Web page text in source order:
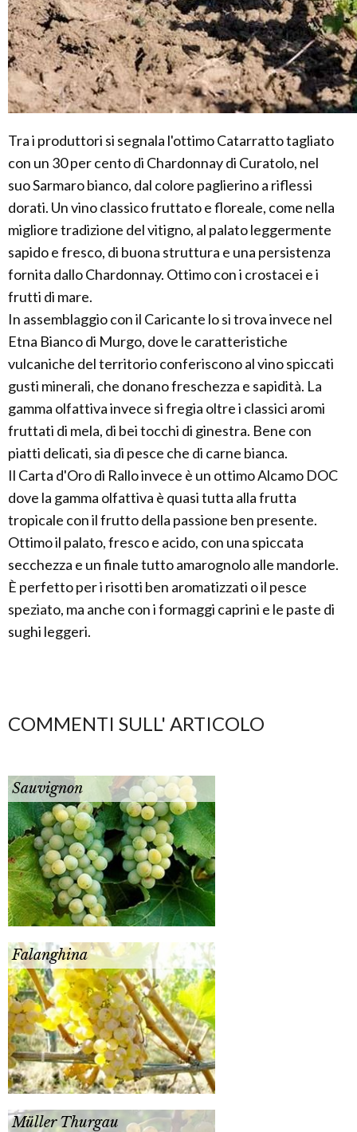
Tra i produttori si segnala l'ottimo Catarratto tagliato
con un 30 per cento di Chardonnay di Curatolo, nel
suo Sarmaro bianco, dal colore paglierino a riflessi
dorati. Un vino classico fruttato e floreale, come nella
migliore tradizione del vitigno, al palato leggermente
sapido e fresco, di buona struttura e una persistenza
fornita dallo Chardonnay. Ottimo con i crostacei e i
frutti di mare.
In assemblaggio con il Caricante lo si trova invece nel
Etna Bianco di Murgo, dove le caratteristiche
vulcaniche del territorio conferiscono al vino spiccati
gusti minerali, che donano freschezza e sapidità. La
gamma olfattiva invece si fregia oltre i classici aromi
fruttati di mela, di bei tocchi di ginestra. Bene con
piatti delicati, sia di pesce che di carne bianca.
Il Carta d'Oro di Rallo invece è un ottimo Alcamo DOC
dove la gamma olfattiva è quasi tutta alla frutta
tropicale con il frutto della passione ben presente.
Ottimo il palato, fresco e acido, con una spiccata
secchezza e un finale tutto amarognolo alle mandorle.
È perfetto per i risotti ben aromatizzati o il pesce
speziato, ma anche con i formaggi caprini e le paste di
sughi leggeri.
COMMENTI SULL' ARTICOLO
Sauvignon
Falanghina
Müller Thurgau